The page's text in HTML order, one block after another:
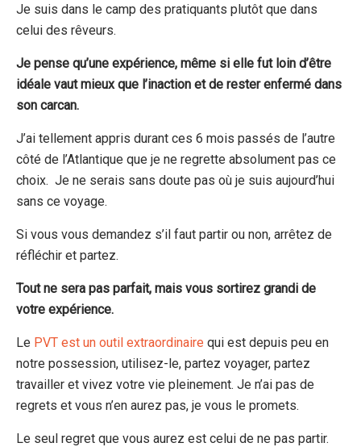
Je suis dans le camp des pratiquants plutôt que dans
celui des rêveurs.
Je pense qu’une expérience, même si elle fut loin d’être
idéale vaut mieux que l’inaction et de rester enfermé dans
son carcan.
J’ai tellement appris durant ces 6 mois passés de l’autre
côté de l’Atlantique que je ne regrette absolument pas ce
choix. Je ne serais sans doute pas où je suis aujourd’hui
sans ce voyage.
Si vous vous demandez s’il faut partir ou non, arrêtez de
réfléchir et partez.
Tout ne sera pas parfait, mais vous sortirez grandi de
votre expérience.
Le PVT est un outil extraordinaire qui est depuis peu en
notre possession, utilisez-le, partez voyager, partez
travailler et vivez votre vie pleinement. Je n’ai pas de
regrets et vous n’en aurez pas, je vous le promets.
Le seul regret que vous aurez est celui de ne pas partir.